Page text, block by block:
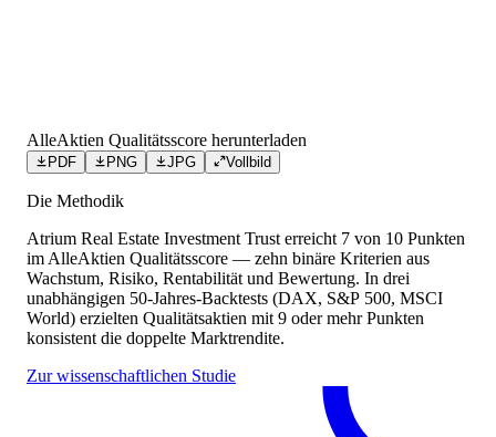
AlleAktien Qualitätsscore herunterladen
PDF PNG JPG Vollbild
Die Methodik
Atrium Real Estate Investment Trusterreicht 7 von 10 Punkten
im AlleAktien Qualitätsscore — zehn binäre Kriterien aus
Wachstum, Risiko, Rentabilität und Bewertung. In drei
unabhängigen 50-Jahres-Backtests (DAX, S&P 500, MSCI
World) erzielten Qualitätsaktien mit 9 oder mehr Punkten
konsistent die doppelte Marktrendite.
Zur wissenschaftlichen Studie